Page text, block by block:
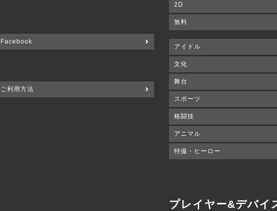
Facebook
ご利用方法
2D
無料
アイドル
文化
舞台
スポーツ
格闘技
アニマル
特撮・ヒーロー
プレイヤー&デバイ